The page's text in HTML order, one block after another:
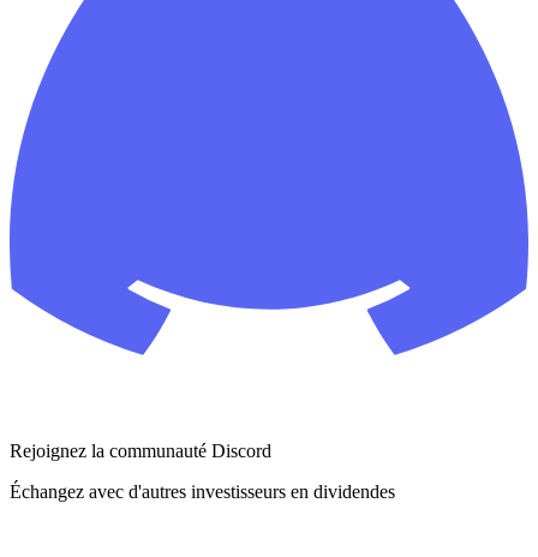
Rejoignez la communauté Discord
Échangez avec d'autres investisseurs en dividendes